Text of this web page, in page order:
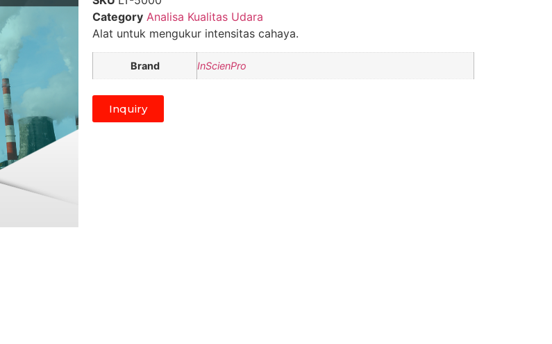
Category Analisa Kualitas Udara
Alat untuk mengukur intensitas cahaya.
Brand InScienPro
Inquiry